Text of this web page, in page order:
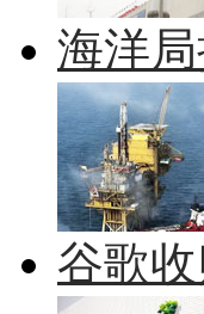
海洋
谷歌